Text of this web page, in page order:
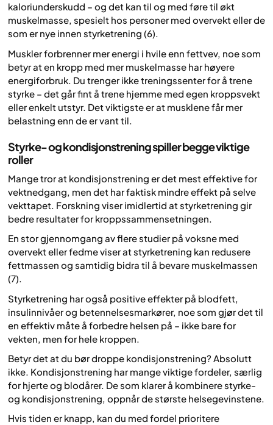
kaloriunderskudd – og det kan til og med føre til økt
muskelmasse, spesielt hos personer med overvekt eller de
som er nye innen styrketrening (6).
Muskler forbrenner mer energi i hvile enn fettvev, noe som
betyr at en kropp med mer muskelmasse har høyere
energiforbruk. Du trenger ikke treningssenter for å trene
styrke – det går fint å trene hjemme med egen kroppsvekt
eller enkelt utstyr. Det viktigste er at musklene får mer
belastning enn de er vant til.
Styrke- og kondisjonstrening spiller begge viktige
roller
Mange tror at kondisjonstrening er det mest effektive for
vektnedgang, men det har faktisk mindre effekt på selve
vekttapet. Forskning viser imidlertid at styrketrening gir
bedre resultater for kroppssammensetningen.
En stor gjennomgang av flere studier på voksne med
overvekt eller fedme viser at styrketrening kan redusere
fettmassen og samtidig bidra til å bevare muskelmassen
(7).
Styrketrening har også positive effekter på blodfett,
insulinnivåer og betennelsesmarkører, noe som gjør det til
en effektiv måte å forbedre helsen på – ikke bare for
vekten, men for hele kroppen.
Betyr det at du bør droppe kondisjonstrening? Absolutt
ikke. Kondisjonstrening har mange viktige fordeler, særlig
for hjerte og blodårer. De som klarer å kombinere styrke-
og kondisjonstrening, oppnår de største helsegevinstene.
Hvis tiden er knapp, kan du med fordel prioritere